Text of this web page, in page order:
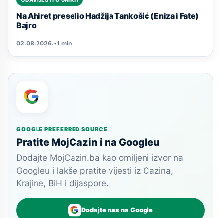
Na Ahiret preselio Hadžija Tankošić (Eniza i Fate)
Bajro
02.08.2026.•1 min
GOOGLE PREFERRED SOURCE
Pratite MojCazin i na Googleu
Dodajte MojCazin.ba kao omiljeni izvor na
Googleu i lakše pratite vijesti iz Cazina,
Krajine, BiH i dijaspore.
Dodajte nas na Google